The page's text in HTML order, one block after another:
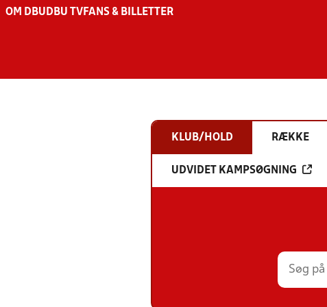
OM DBU DBU TV FANS & BILLETTER
KLUB/HOLD RÆKKE
UDVIDET KAMPSØGNING